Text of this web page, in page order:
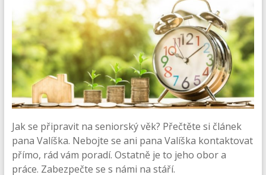
Jak se připravit na seniorský věk? Přečtěte si článek
pana Valíška. Nebojte se ani pana Valíška kontaktovat
přímo, rád vám poradí. Ostatně je to jeho obor a
práce. Zabezpečte se s námi na stáří.